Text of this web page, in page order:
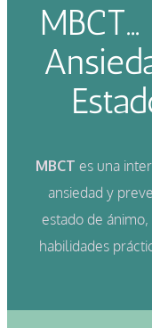
MBCT es una
ansiedad y
estado de
habilidades